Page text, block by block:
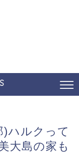
ハルクって
大島の家も